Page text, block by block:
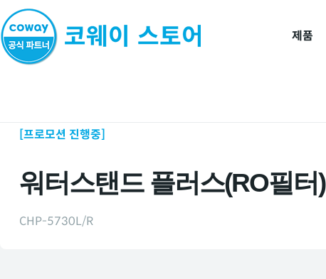
제품
[프로모션 진행중]
워터스탠드 플러스(RO필터)
CHP-5730L/R